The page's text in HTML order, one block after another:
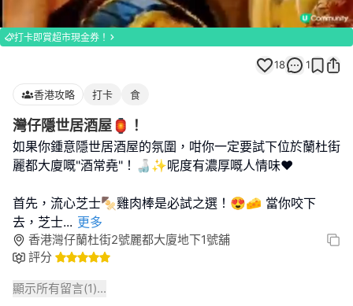
Loaded:
100.00%
Unmute
打卡即賞超市現金券！
18 1
香港攻略 打卡 食
灣仔隱世居酒屋🏮！
如果你鍾意隱世居酒屋的氛圍，咁你一定要試下位於蘭杜街
麗都大廈嘅"酒常堯"！🍶✨呢度有濃厚嘅人情味❤️
首先，流心芝士🍢雞肉棒是必試之選！😍🧀 當你咬下
去，芝士... 更多
香港灣仔蘭杜街2號麗都大廈地下1號舖
評分
顯示所有留言(1)...